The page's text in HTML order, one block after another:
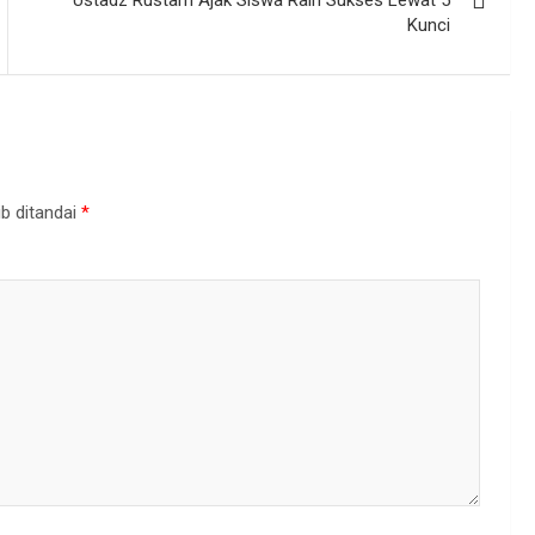
Kunci
ditandai *